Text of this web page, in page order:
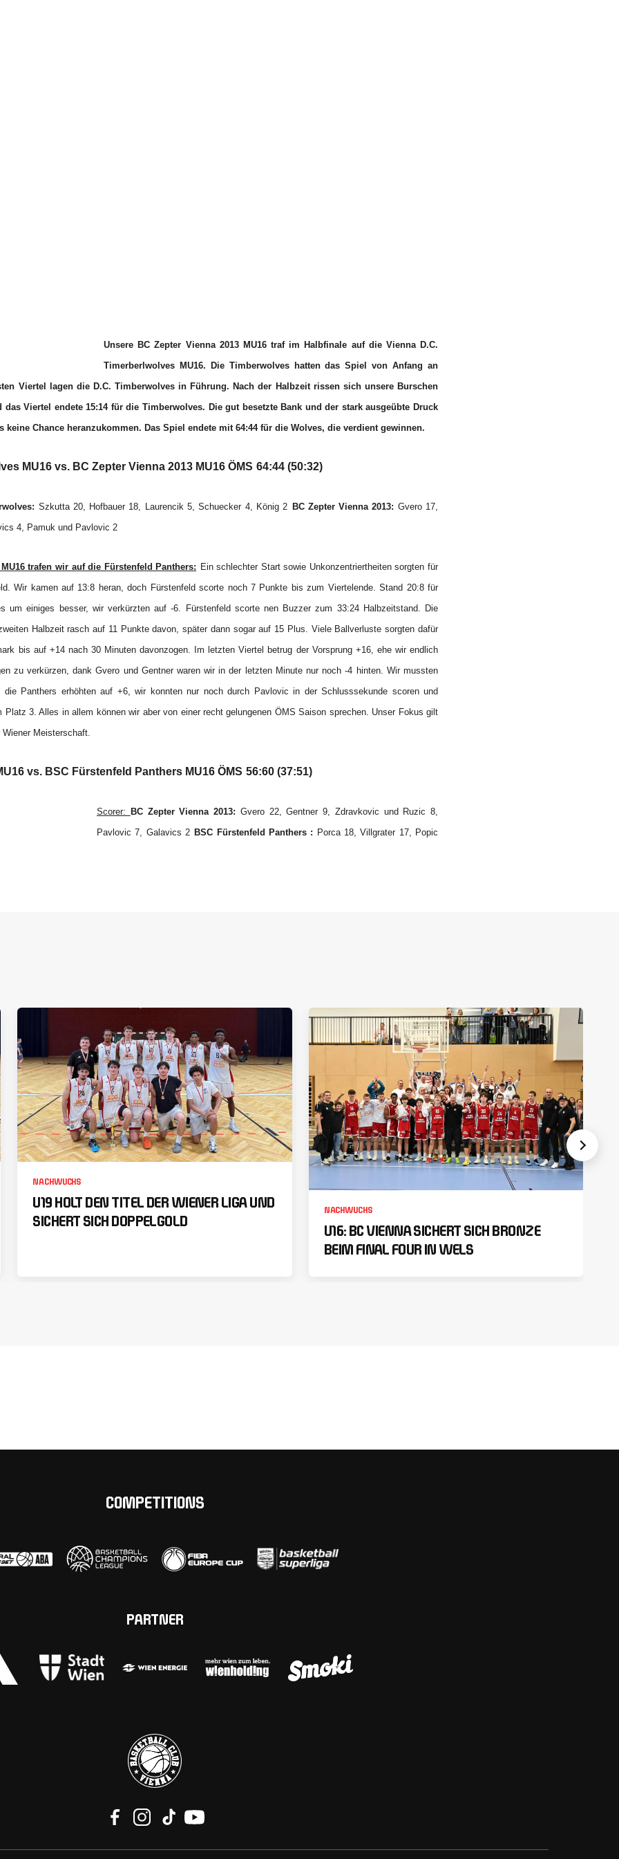
Unsere BC Zepter Vienna 2013 MU16 traf im Halbfinale auf die Vienna D.C.
Timerberlwolves MU16. Die Timberwolveshatten das Spiel von Anfang an
Viertel lagen die D.C. Timberwolves in Führung. Nach der Halbzeit rissen sich unsere Burschen
das Viertel endete 15:14 für die Timberwolves. Die gut besetzte Bank und der stark ausgeübte Druck
keine Chance heranzukommen. Das Spiel endete mit 64:44 für die Wolves, die verdient gewinnen.
MU16 vs. BC Zepter Vienna 2013 MU16 ÖMS 64:44 (50:32)
Szkutta 20, Hofbauer 18, Laurencik 5, Schuecker 4, König 2 BC Zepter Vienna 2013: Gvero 17,
4, Pamuk und Pavlovic 2
trafen wir auf die Fürstenfeld Panthers: Ein schlechter Start sowie Unkonzentriertheiten sorgten für
Wir kamen auf 13:8 heran, doch Fürstenfeld scorte noch 7 Punkte bis zum Viertelende. Stand 20:8 für
um einiges besser, wir verkürzten auf -6. Fürstenfeld scorte nen Buzzer zum 33:24 Halbzeitstand. Die
Halbzeit rasch auf 11 Punkte davon, später dann sogar auf 15 Plus. Viele Ballverluste sorgten dafür
bis auf +14 nach 30 Minuten davonzogen. Im letzten Viertel betrug der Vorsprung +16, ehe wir endlich
zu verkürzen, dank Gvero und Gentner waren wir in der letzten Minute nur noch -4 hinten. Wir mussten
Panthers erhöhten auf +6, wir konnten nur noch durch Pavlovic in der Schlusssekunde scoren und
Platz 3. Alles in allem können wir aber von einer recht gelungenen ÖMS Saison sprechen. Unser Fokus gilt
Meisterschaft.
vs. BSC Fürstenfeld Panthers MU16 ÖMS 56:60 (37:51)
Scorer: BC Zepter Vienna 2013: Gvero 22, Gentner 9, Zdravkovic und Ruzic 8,
Pavlovic 7, Galavics 2 BSC Fürstenfeld Panthers : Porca 18, Villgrater 17, Popic
NACHWUCHS
U19 HOLT DEN TITEL DER WIENER LIGA UND
SICHERT SICH DOPPELGOLD
NACHWUCHS
U16: BC VIENNA SICHERT SICH BRONZE
BEIM FINAL FOUR IN WELS
COMPETITIONS
PARTNER